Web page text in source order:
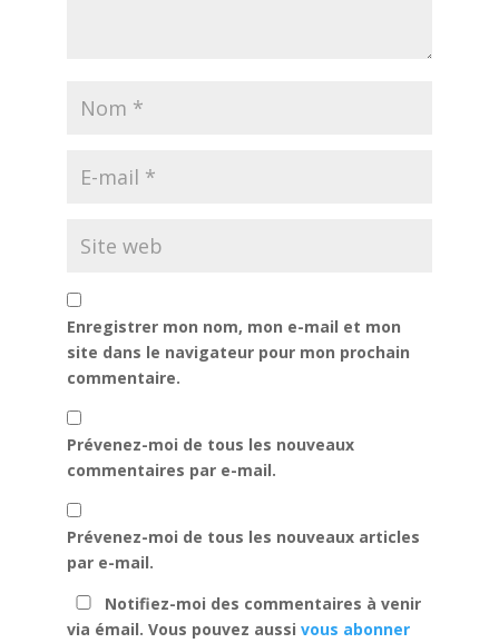
Enregistrer mon nom, mon e-mail et mon
site dans le navigateur pour mon prochain
commentaire.
Prévenez-moi de tous les nouveaux
commentaires par e-mail.
Prévenez-moi de tous les nouveaux articles
par e-mail.
Notifiez-moi des commentaires à venir
via émail. Vous pouvez aussi vous abonner